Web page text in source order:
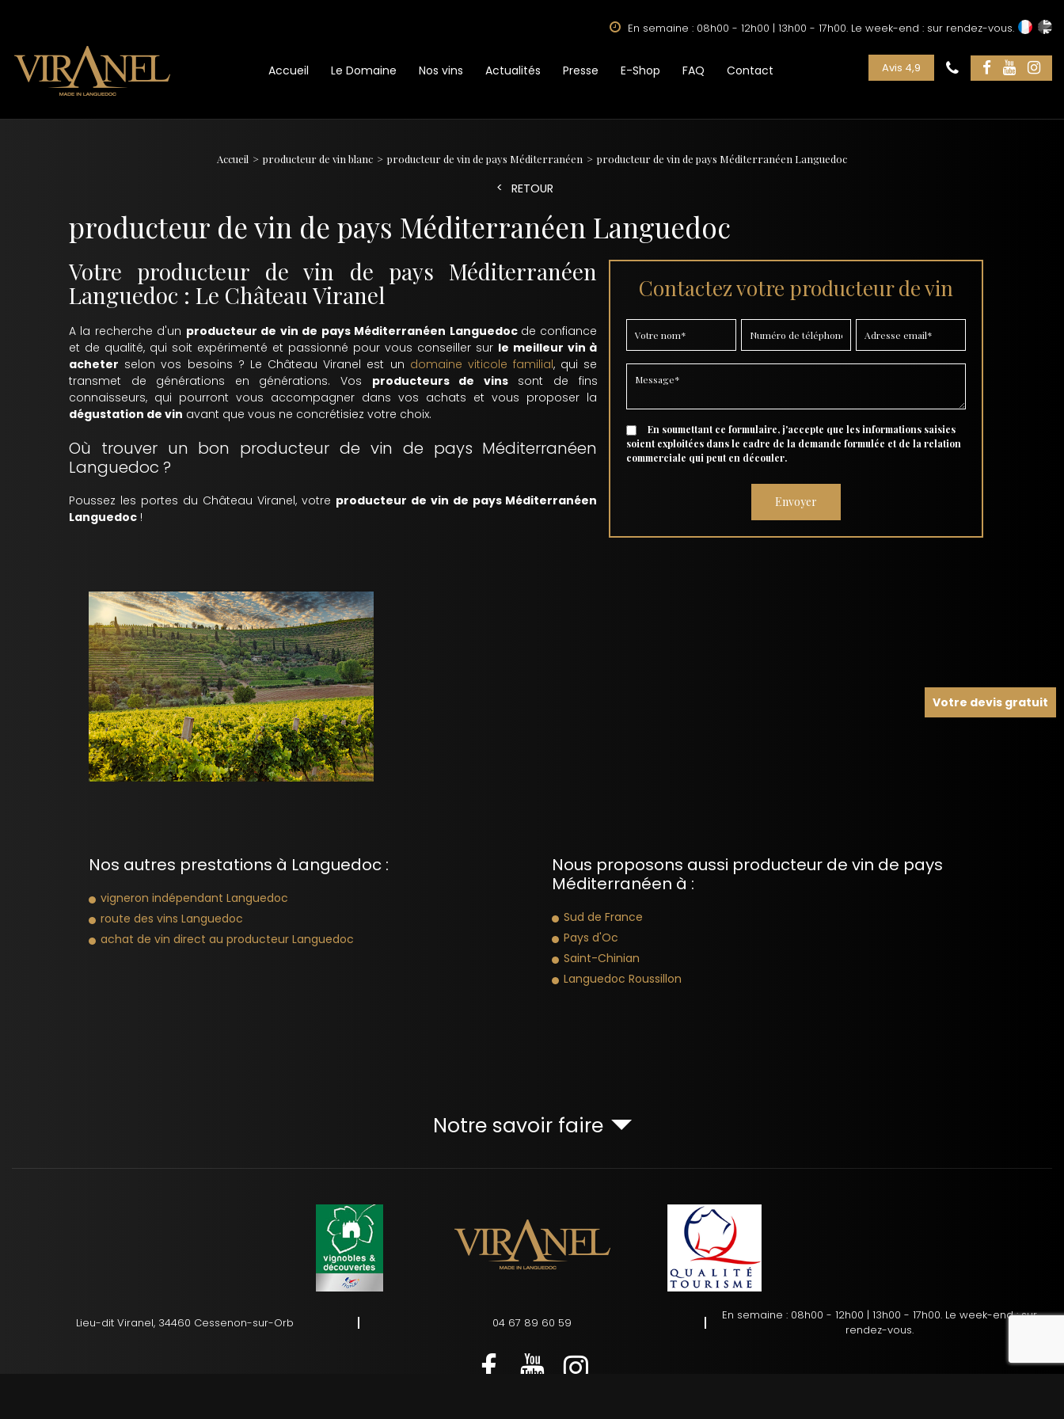
En semaine : 08h00 - 12h00 | 13h00 - 17h00. Le week-end : sur rendez-vous.
Accueil Le Domaine Nos vins Actualités Presse E-Shop FAQ Contact Avis 4,9
Accueil producteur de vin blanc producteur de vin de pays Méditerranéen producteur de vin de pays Méditerranéen Languedoc
RETOUR
producteur de vin de pays Méditerranéen Languedoc
Votre producteur de vin de pays Méditerranéen
Languedoc : Le Château Viranel
A la recherche d'un producteur de vin de pays Méditerranéen Languedoc de confiance
et de qualité, qui soit expérimenté et passionné pour vous conseiller sur le meilleur vin à
acheter selon vos besoins ? Le Château Viranel est un domaine viticole familial, qui se
transmet de générations en générations. Vos producteurs de vinssont de fins
connaisseurs, qui pourront vous accompagner dans vos achats et vous proposer la
dégustation de vin avant que vous ne concrétisiez votre choix.
Où trouver un bon producteur de vin de pays Méditerranéen
Languedoc ?
Poussez les portes du Château Viranel, votre producteur de vin de pays Méditerranéen
Languedoc !
Contactez votre producteur de vin
En soumettant ce formulaire, j'accepte que les informations saisies
soient exploitées dans le cadre de la demande formulée et de la relation
commerciale qui peut en découler.
Nos autres prestations à Languedoc :
vigneron indépendant Languedoc
route des vins Languedoc
achat de vin direct au producteur Languedoc
Nous proposons aussi producteur de vin de pays
Méditerranéen à :
Sud de France
Pays d'Oc
Saint-Chinian
Languedoc Roussillon
Votre devis gratuit
Notre savoir faire
Lieu-dit Viranel, 34460 Cessenon-sur-Orb 04 67 89 60 59
En semaine : 08h00 - 12h00 | 13h00 - 17h00. Le week-end : sur
rendez-vous.